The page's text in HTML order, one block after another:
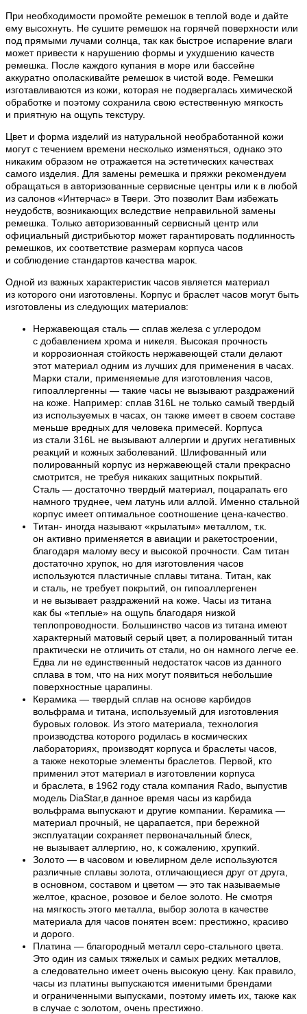
При необходимости промойте ремешок в теплой воде и дайте
ему высохнуть. Не сушите ремешок на горячей поверхности или
под прямыми лучами солнца, так как быстрое испарение влаги
может привести к нарушению формы и ухудшению качеств
ремешка. После каждого купания в море или бассейне
аккуратно ополаскивайте ремешок в чистой воде. Ремешки
изготавливаются из кожи, которая не подвергалась химической
обработке и поэтому сохранила свою естественную мягкость
и приятную на ощупь текстуру.
Цвет и форма изделий из натуральной необработанной кожи
могут с течением времени несколько изменяться, однако это
никаким образом не отражается на эстетических качествах
самого изделия. Для замены ремешка и пряжки рекомендуем
обращаться в авторизованные сервисные центры или к в любой
из салонов «Интерчас» в Твери. Это позволит Вам избежать
неудобств, возникающих вследствие неправильной замены
ремешка. Только авторизованный сервисный центр или
официальный дистрибьютор может гарантировать подлинность
ремешков, их соответствие размерам корпуса часов
и соблюдение стандартов качества марок.
Одной из важных характеристик часов является материал
из которого они изготовлены. Корпус и браслет часов могут быть
изготовлены из следующих материалов:
Нержавеющая сталь — сплав железа с углеродом
с добавлением хрома и никеля. Высокая прочность
и коррозионная стойкость нержавеющей стали делают
этот материал одним из лучших для применения в часах.
Марки стали, применяемые для изготовления часов,
гипоаллергенны — такие часы не вызывают раздражений
на коже. Например: сплав 316L не только самый твердый
из используемых в часах, он также имеет в своем составе
меньше вредных для человека примесей. Корпуса
из стали 316L не вызывают аллергии и других негативных
реакций и кожных заболеваний. Шлифованный или
полированный корпус из нержавеющей стали прекрасно
смотрится, не требуя никаких защитных покрытий.
Сталь — достаточно твердый материал, поцарапать его
намного труднее, чем латунь или аллой. Именно стальной
корпус имеет оптимальное соотношение цена-качество.
Титан- иногда называют «крылатым» металлом, т.к.
он активно применяется в авиации и ракетостроении,
благодаря малому весу и высокой прочности. Сам титан
достаточно хрупок, но для изготовления часов
используются пластичные сплавы титана. Титан, как
и сталь, не требует покрытий, он гипоаллергенен
и не вызывает раздражений на коже. Часы из титана
как бы «теплые» на ощупь благодаря низкой
теплопроводности. Большинство часов из титана имеют
характерный матовый серый цвет, а полированный титан
практически не отличить от стали, но он намного легче ее.
Едва ли не единственный недостаток часов из данного
сплава в том, что на них могут появиться небольшие
поверхностные царапины.
Керамика — твердый сплав на основе карбидов
вольфрама и титана, используемый для изготовления
буровых головок. Из этого материала, технология
производства которого родилась в космических
лабораториях, производят корпуса и браслеты часов,
а также некоторые элементы браслетов. Первой, кто
применил этот материал в изготовлении корпуса
и браслета, в 1962 году стала компания Rado, выпустив
модель DiaStar,в данное время часы из карбида
вольфрама выпускают и другие компании. Керамика —
материал прочный, не царапается, при бережной
эксплуатации сохраняет первоначальный блеск,
не вызывает аллергию, но, к сожалению, хрупкий.
Золото — в часовом и ювелирном деле используются
различные сплавы золота, отличающиеся друг от друга,
в основном, составом и цветом — это так называемые
желтое, красное, розовое и белое золото. Не смотря
на мягкость этого металла, выбор золота в качестве
материала для часов понятен всем: престижно, красиво
и дорого.
Платина — благородный металл серо-стального цвета.
Это один из самых тяжелых и самых редких металлов,
а следовательно имеет очень высокую цену. Как правило,
часы из платины выпускаются именитыми брендами
и ограниченными выпусками, поэтому иметь их, также как
в случае с золотом, очень престижно.